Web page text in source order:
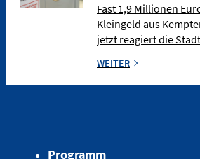
Fast 1,9 Millionen
Kleingeld aus
jetzt reagiert die
WEITER
Programm